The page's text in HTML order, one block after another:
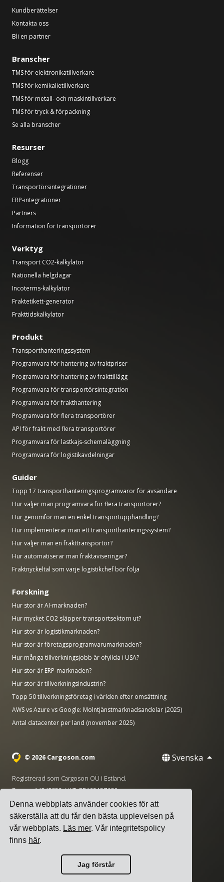
Denna webbplats använder cookies för att
säkerställa att du får den bästa upplevelsen på
vår webbplats. Läs mer. Vår integritetspolicy
finns här.
Jag förstår
Kundberättelser
Kontakta oss
Bli en partner
Branscher
TMS för elektronikatillverkare
TMS för kemikalietillverkare
TMS för metall- och maskintillverkare
TMS för tryck & förpackning
Se alla branscher
Resurser
Blogg
Referenser
Transportörsintegrationer
ERP-integrationer
Partners
Information för transportörer
Verktyg
Transport CO2-kalkylator
Nationella helgdagar
Incoterms-kalkylator
Fraktetikett-generator
Frakttidskalkylator
Produkt
Transporthanteringssystem
Programvara för hantering av fraktpriser
Programvara för hantering av frakttillägg
Programvara för transportörsintegration
Programvara för frakthantering
Programvara för flera transportörer
API för frakt med flera transportörer
Programvara för lastkajs-schemaläggning
Programvara för logistikavdelningar
Guider
Topp 17 transporthanteringsprogramvaror för avsändare
Hur väljer man programvara för flera transportörer?
Hur genomför man en enkel transportupphandling?
Hur implementerar man ett transporthanteringssystem?
Hur väljer man en frakttransportör?
Hur automatiserar man fraktaviseringar?
Fraktnyckeltal som varje logistikchef bör följa
Forskning
Hur stor är AI-marknaden?
Hur mycket CO2 släpper transportsektorn ut?
Hur stor är logistikmarknaden?
Hur stor är företagsprogramvarumarknaden?
Hur många tillverkningsjobb är ofyllda i USA?
Hur stor är ERP-marknaden?
Hur stor är tillverkningsindustrin?
Topp 50 tillverkningsföretag i världen efter omsättning
AWS vs Azure vs Google: Molntjänstmarknadsandelar (2025)
Antal datacenter per land (november 2025)
© 2026 Cargoson.com Svenska
Registrerad som Cargoson OÜ i Estland.
Reg nr: 14545832. VAT: EE102137680.
Huvudkontor: Pärnu mnt. 141, 11314 Tallinn, Estland
+372 5555 0028 · hello@cargoson.com
Användarvillkor